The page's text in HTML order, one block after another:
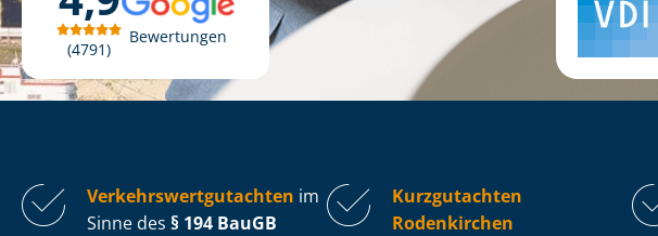
4791
Bewertungen
Ver­kehrs­wert­gut­ach­ten im
Sinne des § 194 BauGB
Kurzgutachten
Rodenkirchen